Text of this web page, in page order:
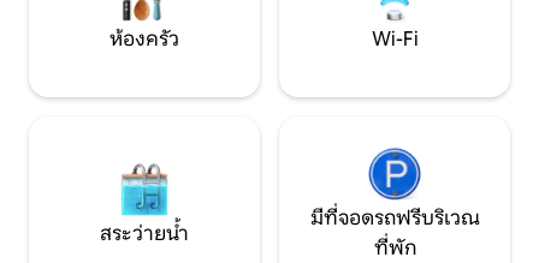
ห้องครัว Wi-Fi
สระว่ายน้ำ
มีที่จอดรถฟรีบริเวณ
ที่พัก